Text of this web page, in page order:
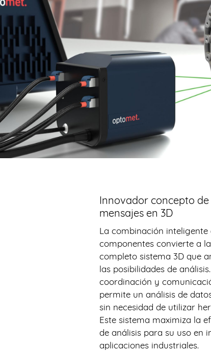
Innovador concepto
mensajes en 3D
La combinación inteligente
componentes convierte a
completo sistema 3D que
las posibilidades de
coordinación y
permite un análisis de
sin necesidad de utilizar
Este sistema maximiza la
de análisis para su uso en
aplicaciones industriales.